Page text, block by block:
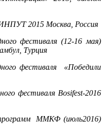
2015 Москва, Россия
фестиваля (12-16 мая)
Турция
фестиваля «Победили
фестиваля Bosifest-2016
ММКФ (июль2016)